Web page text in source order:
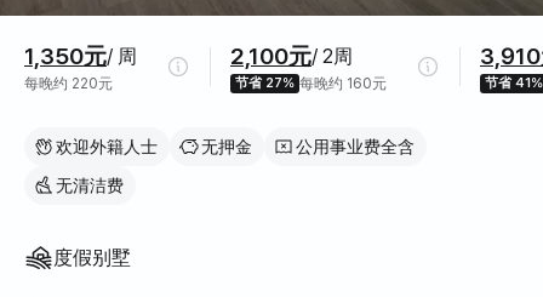
1,350元/ 周
每晚约 220元
2,100元/ 2周
节省 27% 每晚约 160元 节省 41%
欢迎外籍人士 无押金
公用事业费全含
无清洁费
房屋结构
度假别墅